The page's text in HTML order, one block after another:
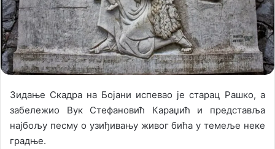
X a
i
l
Зидање Скадра на Бојани испевао је старац Рашко, а
забележио Вук Стефановић Караџић и представља
најбољу песму о узиђивању живог бића у темеље неке
градње.